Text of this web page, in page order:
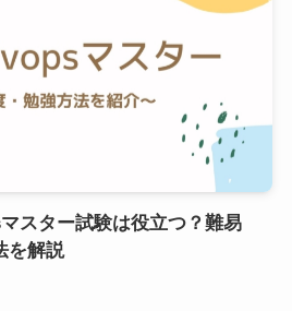
スター試験は役立つ？難易
を解説